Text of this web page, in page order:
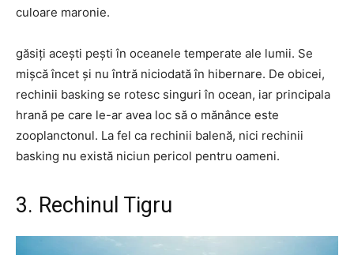
culoare maronie.
găsiți acești pești în oceanele temperate ale lumii. Se
mișcă încet și nu întră niciodată în hibernare. De obicei,
rechinii basking se rotesc singuri în ocean, iar principala
hrană pe care le-ar avea loc să o mănânce este
zooplanctonul. La fel ca rechinii balenă, nici rechinii
basking nu există niciun pericol pentru oameni.
3. Rechinul Tigru